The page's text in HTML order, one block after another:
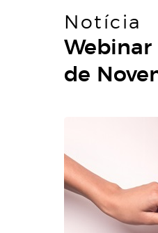
Notícia
Webinar
de